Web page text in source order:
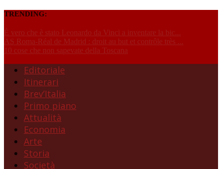
TRENDING:
È vero che è stato Leonardo da Vinci a inventare la bic...
AS Roma-Réal de Madrid : droit au but et contrôle très ...
10 cose che non sapevate della Toscana
Editoriale
Itinerari
Brev’Italia
Primo piano
Attualità
Economia
Arte
Storia
Società